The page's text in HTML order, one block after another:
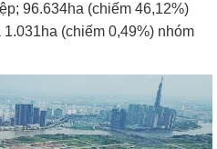
96.634ha (chiếm 46,12%)
(chiếm 0,49%) nhóm